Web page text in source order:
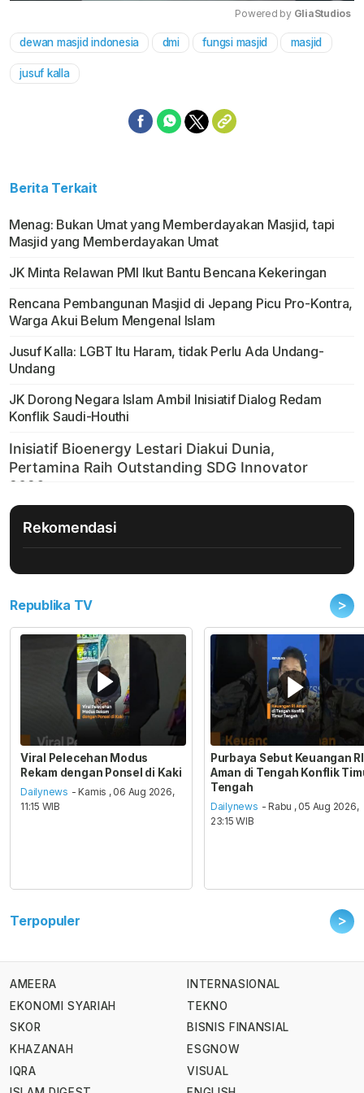
Mute
Powered by GliaStudios
dewan masjid indonesia dmi fungsi masjid masjid
jusuf kalla
Berita Terkait
Menag: Bukan Umat yang Memberdayakan Masjid, tapi
Masjid yang Memberdayakan Umat
JK Minta Relawan PMI Ikut Bantu Bencana Kekeringan
Rencana Pembangunan Masjid di Jepang Picu Pro-Kontra,
Warga Akui Belum Mengenal Islam
Jusuf Kalla: LGBT Itu Haram, tidak Perlu Ada Undang-
Undang
JK Dorong Negara Islam Ambil Inisiatif Dialog Redam
Konflik Saudi-Houthi
Rekomendasi
Republika TV >
Viral Pelecehan Modus
Rekam dengan Ponsel di Kaki
Dailynews - Kamis , 06 Aug 2026,
11:15 WIB
Purbaya Sebut Keuangan RI
Aman di Tengah Konflik
Tengah
Dailynews - Rabu , 05 Aug 2026,
23:15 WIB
Terpopuler >
AMEERA
EKONOMI SYARIAH
SKOR
KHAZANAH
IQRA
INTERNASIONAL
TEKNO
BISNIS FINANSIAL
ESGNOW
VISUAL